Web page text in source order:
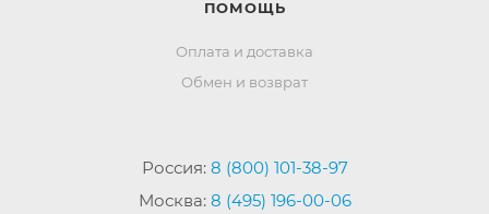
ПОМОЩЬ
Оплата и доставка
Обмен и возврат
Россия: 8 (800) 101-38-97
Москва: 8 (495) 196-00-06